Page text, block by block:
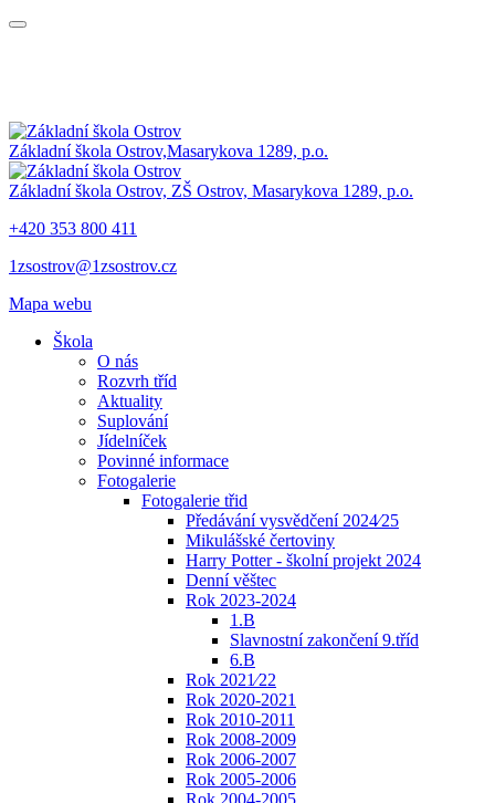
Základní škola Ostrov,Masarykova 1289, p.o.
Základní škola Ostrov, ZŠ Ostrov, Masarykova 1289, p.o.
+420 353 800 411
1zsostrov@1zsostrov.cz
Mapa webu
Škola
O nás
Rozvrh tříd
Aktuality
Suplování
Jídelníček
Povinné informace
Fotogalerie
Fotogalerie třid
Předávání vysvědčení 2024⁄25
Mikulášské čertoviny
Harry Potter - školní projekt 2024
Denní věštec
Rok 2023-2024
1.B
Slavnostní zakončení 9.tříd
6.B
Rok 2021⁄22
Rok 2020-2021
Rok 2010-2011
Rok 2008-2009
Rok 2006-2007
Rok 2005-2006
Rok 2004-2005